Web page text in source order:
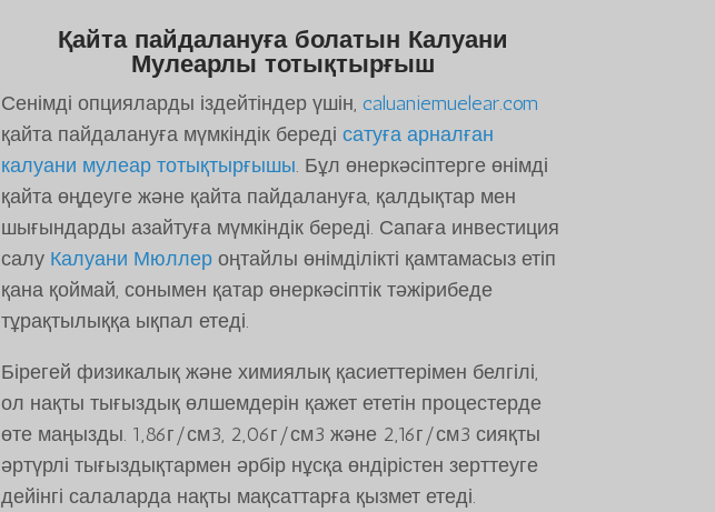
Қайта пайдалануға болатын Калуани
Мулеарлы тотықтырғыш
Сенімді опцияларды іздейтіндер үшін, caluaniemuelear.com
қайта пайдалануға мүмкіндік береді сатуға арналған
калуани мулеар тотықтырғышы. Бұл өнеркәсіптерге өнімді
қайта өңдеуге және қайта пайдалануға, қалдықтар мен
шығындарды азайтуға мүмкіндік береді. Сапаға инвестиция
салу Калуани Мюллероңтайлы өнімділікті қамтамасыз етіп
қана қоймай, сонымен қатар өнеркәсіптік тәжірибеде
тұрақтылыққа ықпал етеді.
Бірегей физикалық және химиялық қасиеттерімен белгілі,
ол нақты тығыздық өлшемдерін қажет ететін процестерде
өте маңызды. 1,86г/см3, 2,06г/см3 және 2,16г/см3 сияқты
әртүрлі тығыздықтармен әрбір нұсқа өндірістен зерттеуге
дейінгі салаларда нақты мақсаттарға қызмет етеді.